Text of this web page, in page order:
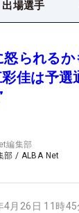
出場選手
怒られる
佳は予選
編集部
部 / ALBA Net
4月26日 11時45